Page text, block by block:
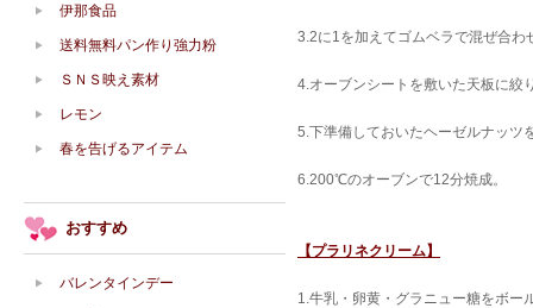
3.2に1を加えてゴムベラで混ぜ合
4.オーブンシートを敷いた天板に絞
5.下準備しておいたヘーゼルナッツ
6.200℃のオーブンで12分焼成。
【プラリネクリーム】
1.牛乳・卵黄・グラニュー糖をボー
伊那食品
送料無料パン作り強力粉
ＳＮＳ映え素材
レモン
春を告げるアイテム
おすすめ
バレンタインデー